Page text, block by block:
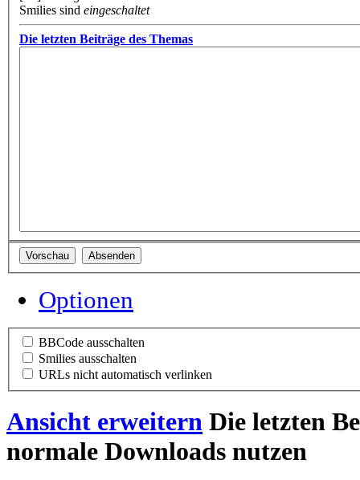
Smilies sind eingeschaltet
Die letzten Beiträge des Themas
Optionen
BBCode ausschalten
Smilies ausschalten
URLs nicht automatisch verlinken
Ansicht erweitern Die letzten
normale Downloads nutzen